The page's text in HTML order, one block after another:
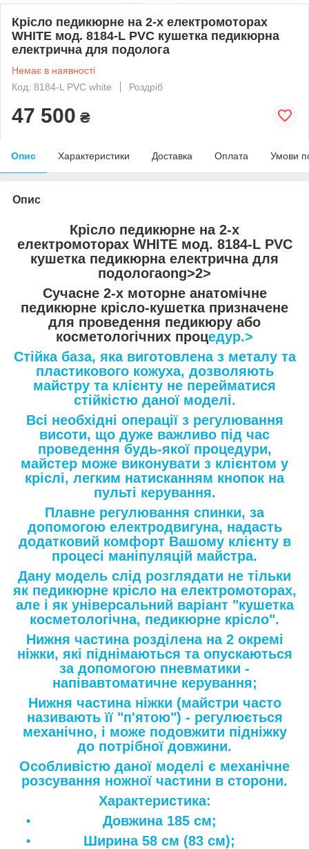
Крісло педикюрне на 2-х електромоторах
WHITE мод. 8184-L PVC кушетка педикюрна
електрична для подолога
Немає в наявності
Код: 8184-L PVC white
Роздріб
47 500 ₴
Опис Характеристики Доставка Оплата Умови
Опис
Крісло педикюрне на 2-х
електромоторах WHITE мод. 8184-L PVC
кушетка педикюрна електрична для
подологаong>2>
Сучасне 2-х моторне анатомічне
педикюрне крісло-кушетка призначене
для проведення педикюру або
косметологічних процедур.>
Стійка база, яка виготовлена ​​з металу та
пластикового кожуха, дозволяють
майстру та клієнту не перейматися
стійкістю даної моделі.
Всі необхідні операції з регулювання
висоти, що дуже важливо під час
проведення будь-якої процедури,
майстер може виконувати з клієнтом у
кріслі, легким натисканням кнопок на
пульті керування.
Плавне регулювання спинки, за
допомогою електродвигуна, надасть
додатковий комфорт Вашому клієнту в
процесі маніпуляцій майстра.
Дану модель слід розглядати не тільки
як педикюрне крісло на електромоторах,
але і як універсальний варіант "кушетка
косметологічна, педикюрне крісло".
Нижня частина розділена на 2 окремі
ніжки, які піднімаються та опускаються
за допомогою пневматики -
напівавтоматичне керування;
Нижня частина ніжки (майстри часто
називають її "п'ятою") - регулюється
механічно, і може подовжити підніжку
до потрібної довжини.
Особливістю даної моделі є механічне
розсування ножної частини в сторони.
Характеристика:
Довжина 185 см;
Ширина 58 см (83 см);